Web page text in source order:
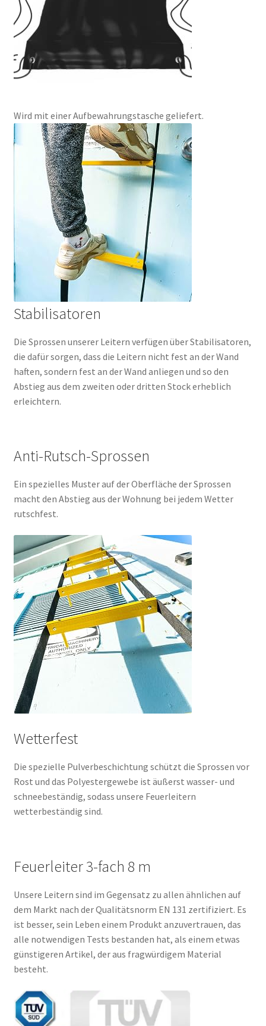
Wird mit einer Aufbewahrungstasche geliefert.
Stabilisatoren
Die Sprossen unserer Leitern verfügen über Stabilisatoren,
die dafür sorgen, dass die Leitern nicht fest an der Wand
haften, sondern fest an der Wand anliegen und so den
Abstieg aus dem zweiten oder dritten Stock erheblich
erleichtern.
Anti-Rutsch-Sprossen
Ein spezielles Muster auf der Oberfläche der Sprossen
macht den Abstieg aus der Wohnung bei jedem Wetter
rutschfest.
Wetterfest
Die spezielle Pulverbeschichtung schützt die Sprossen vor
Rost und das Polyestergewebe ist äußerst wasser- und
schneebeständig, sodass unsere Feuerleitern
wetterbeständig sind.
Feuerleiter 3-fach 8 m
Unsere Leitern sind im Gegensatz zu allen ähnlichen auf
dem Markt nach der Qualitätsnorm EN 131 zertifiziert. Es
ist besser, sein Leben einem Produkt anzuvertrauen, das
alle notwendigen Tests bestanden hat, als einem etwas
günstigeren Artikel, der aus fragwürdigem Material
besteht.